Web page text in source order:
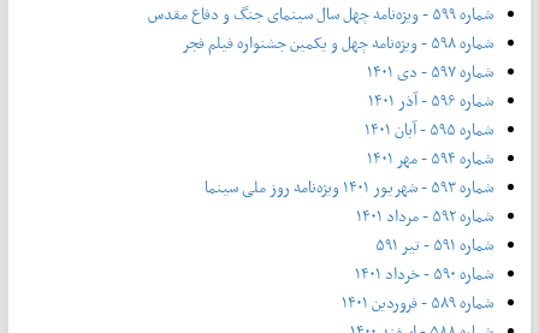
شماره ۵۹۹ - ویژه‌نامه چهل سال سینمای جنگ و دفاع مقدس
شماره ۵۹۸ - ویژه‌نامه چهل و یکمین جشنواره فیلم فجر
شماره ۵۹۷ - دی ۱۴۰۱
شماره ۵۹۶ - آذر ۱۴۰۱
شماره ۵۹۵ - آبان ۱۴۰۱
شماره ۵۹۴ - مهر ۱۴۰۱
شماره ۵۹۳ - شهریور ۱۴۰۱ ویژه‌نامه روز ملی سینما
شماره ۵۹۲ - مرداد ۱۴۰۱
شماره ۵۹۱ - تیر ۵۹۱
شماره ۵۹۰ - خرداد ۱۴۰۱
شماره ۵۸۹ - فروردین ۱۴۰۱